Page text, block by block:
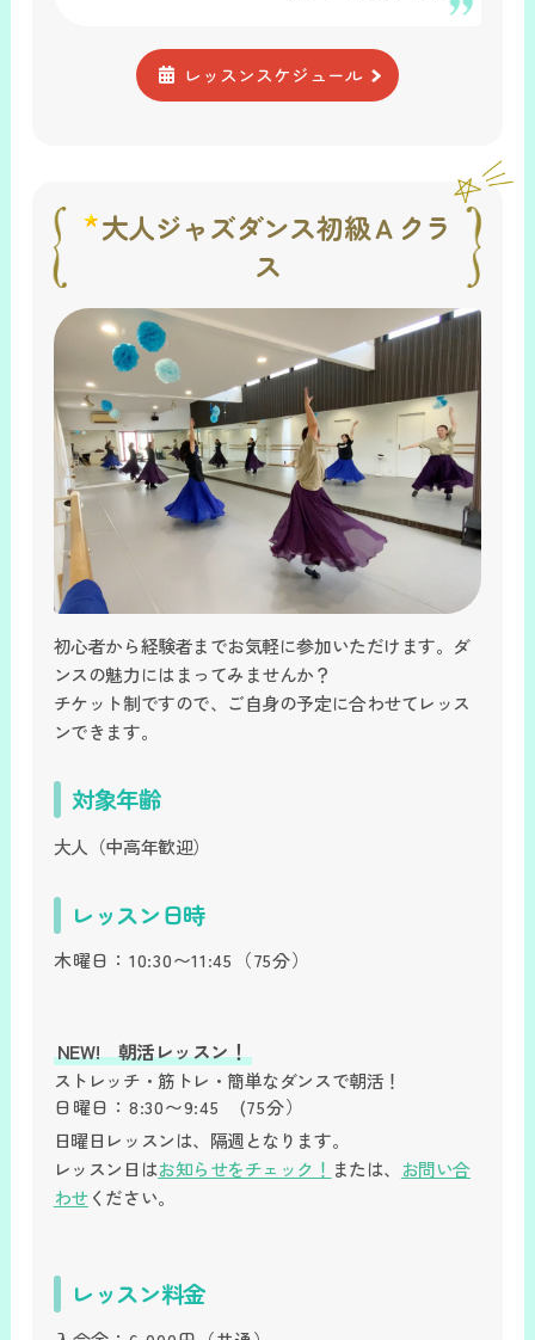
レッスンスケジュール
大人ジャズダンス初級Ａクラ
ス
初心者から経験者までお気軽に参加いただけます。ダ
ンスの魅力にはまってみませんか？
チケット制ですので、ご自身の予定に合わせてレッス
ンできます。
対象年齢
大人（中高年歓迎）
レッスン日時
木曜日： 10:30〜11:45 （75分）
NEW! 朝活レッスン！
ストレッチ・筋トレ・簡単なダンスで朝活！
日曜日： 8:30〜9:45 (75分）
日曜日レッスンは、隔週となります。
レッスン日はお知らせをチェック！ または、
お問い合
わせください。
レッスン料金